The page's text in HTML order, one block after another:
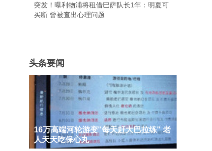
突发！曝利物浦将租借巴萨队长1年：明夏可
买断 曾被查出心理问题
头条要闻
16万高端河轮游变"每天赶大巴拉练" 老
人天天吃保心丸